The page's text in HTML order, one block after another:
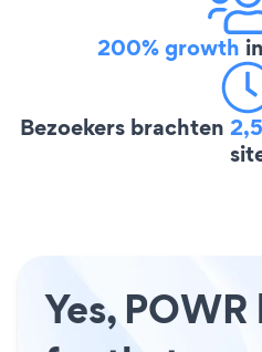
200% growth
Bezoekers brachten
Yes,